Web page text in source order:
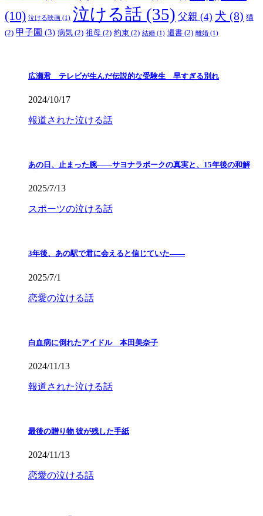
(10) 泣ける映画 (1) 泣ける話 (35) 父親 (4) 犬 (8) 猫
(2) 甲子園 (3) 病気 (2) 祖母 (2) 約束 (2) 結婚 (1) 遺書 (2) 離婚 (1)
広瀬君 テレビが生んだ伝説的な受験生 早すぎる別れ
2024/10/17
報道された泣ける話
あの日、止まった腕――サヨナラボークの真実と、15年後の和解
2025/7/13
スポーツの泣ける話
3年後、あの駅で君に会えると信じていた——
2025/7/1
恋愛の泣ける話
白血病に倒れたアイドル 本田美奈子
2024/11/13
報道された泣ける話
最後の贈り物 彼が残した手紙
2024/11/13
恋愛の泣ける話